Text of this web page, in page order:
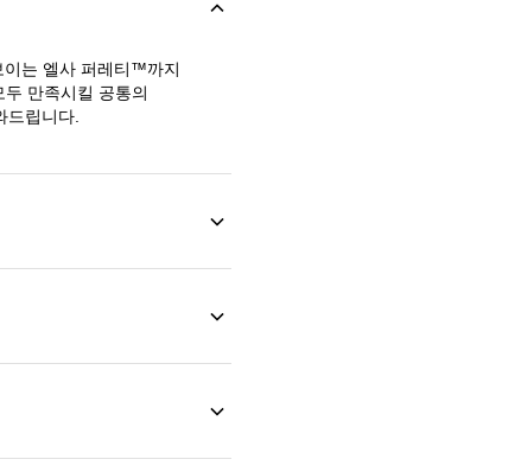
이는 엘사 퍼레티™까지
만족시킬 공통의
드립니다.